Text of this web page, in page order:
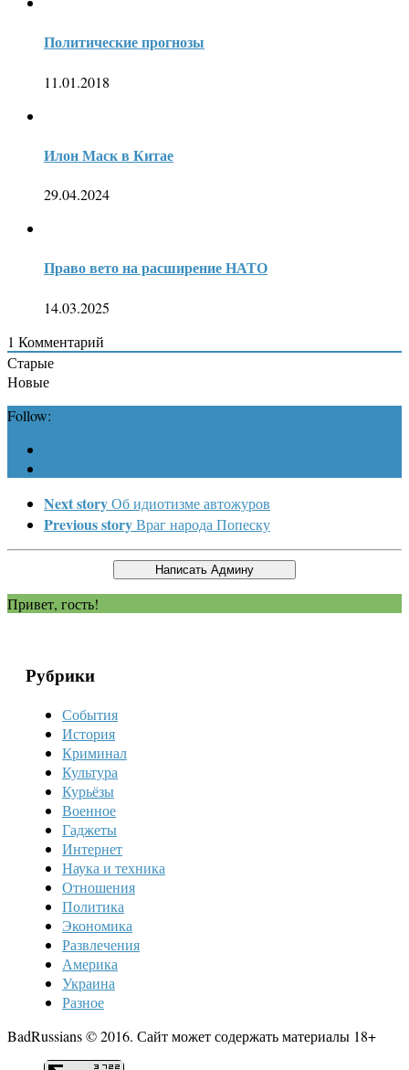
Политические прогнозы
11.01.2018
Илон Маск в Китае
29.04.2024
Право вето на расширение НАТО
14.03.2025
1 Комментарий
Старые
Новые
Follow:
Next storyОб идиотизме автожуров
Previous storyВраг народа Попеску
Привет, гость!
Рубрики
События
История
Криминал
Культура
Курьёзы
Военное
Гаджеты
Интернет
Наука и техника
Отношения
Политика
Экономика
Развлечения
Америка
Украина
Разное
BadRussians © 2016. Сайт может содержать материалы 18+